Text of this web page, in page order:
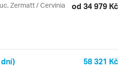
Zermatt / Cervinia od 34 979 Kč
58 321 Kč